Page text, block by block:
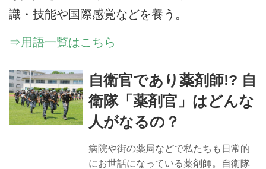
識・技能や国際感覚などを養う。
⇒用語一覧はこちら
自衛官であり薬剤師!? 自
衛隊「薬剤官」はどんな
人がなるの？
病院や街の薬局などで私たちも日常的
にお世話になっている薬剤師。自衛隊